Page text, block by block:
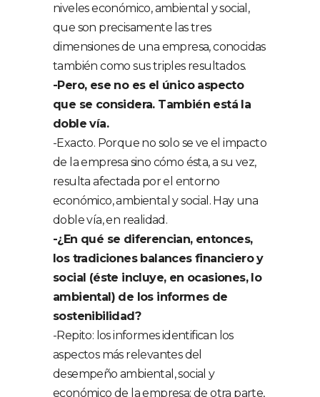
niveles económico, ambiental y social,
que son precisamente las tres
dimensiones de una empresa, conocidas
también como sus triples resultados.
-Pero, ese no es el único aspecto
que se considera. También está la
doble vía.
-Exacto. Porque no solo se ve el impacto
de la empresa sino cómo ésta, a su vez,
resulta afectada por el entorno
económico, ambiental y social. Hay una
doble vía, en realidad.
-¿En qué se diferencian, entonces,
los tradiciones balances financiero y
social (éste incluye, en ocasiones, lo
ambiental) de los informes de
sostenibilidad?
-Repito: los informes identifican los
aspectos más relevantes del
desempeño ambiental, social y
económico de la empresa; de otra parte,